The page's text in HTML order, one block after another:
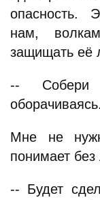
опасность.
нам,
защищать её
--
Мне не
понимает
-- Будет